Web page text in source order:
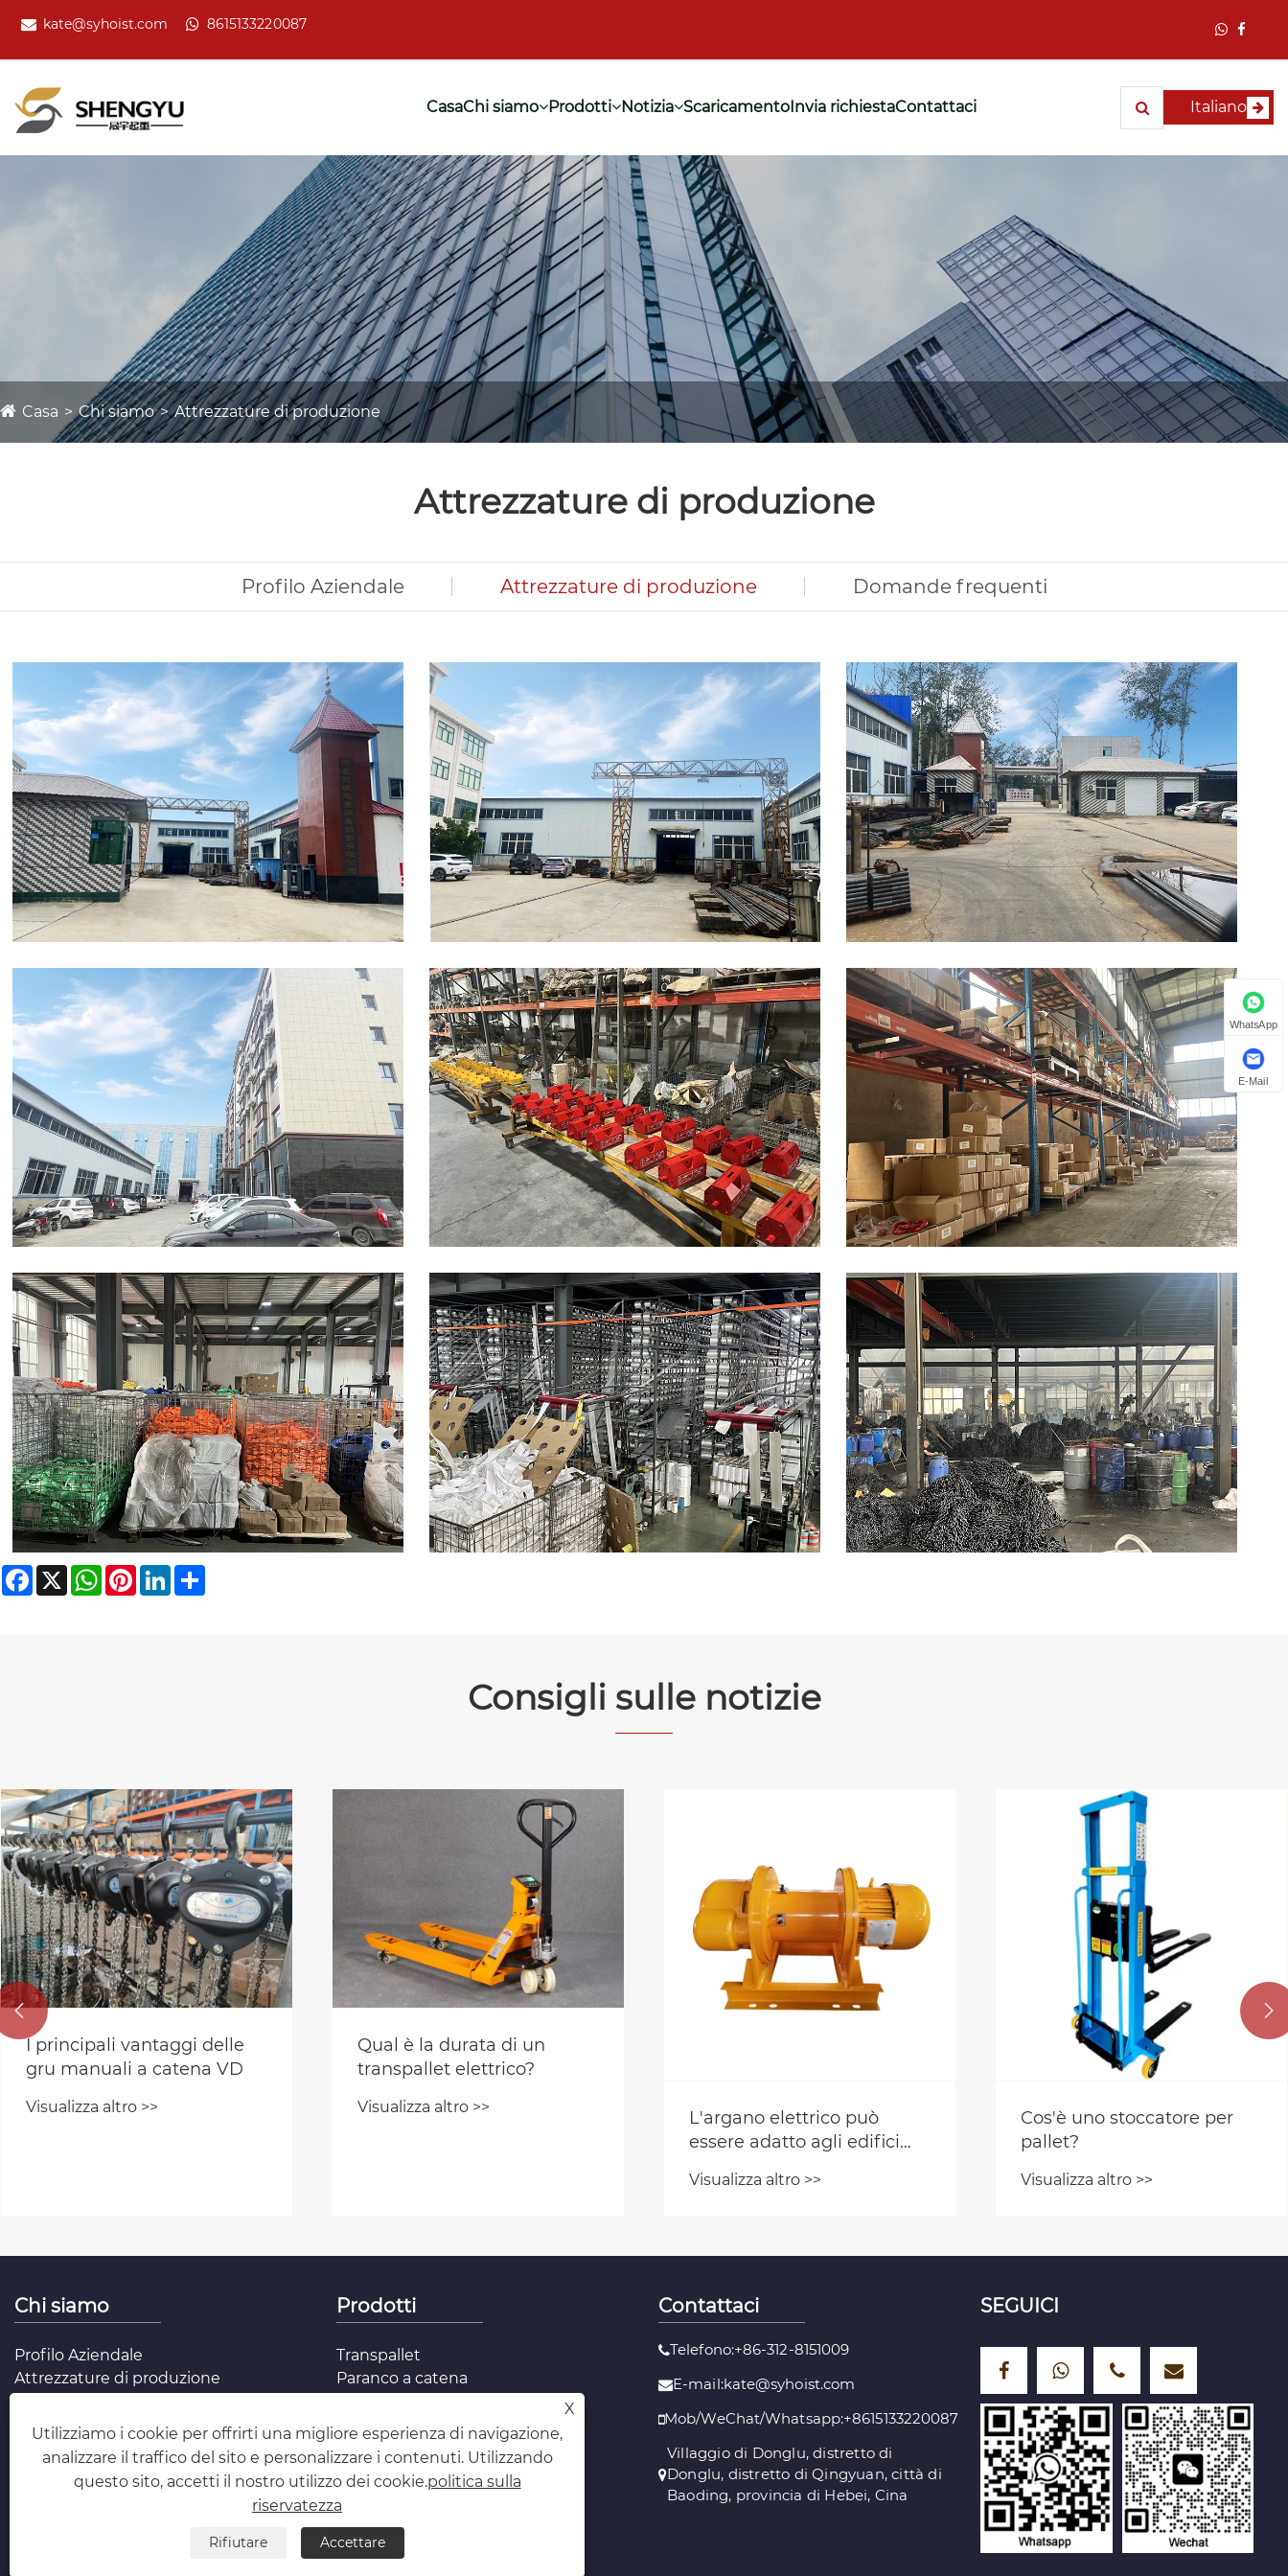
kate@syhoist.com 8615133220087
CasaChi siamo Prodotti Notizia ScaricamentoInvia richiestaContattaci Italiano
Casa Chi siamo Attrezzature di produzione
Attrezzature di produzione
Profilo Aziendale Attrezzature di produzione Domande frequenti
Facebook
X WhatsApp
PinterestLinkedIn
Consigli sulle notizie
I principali vantaggi delle
gru manuali a catena VD
Visualizza altro >>
Qual è la durata di un
transpallet elettrico?
Visualizza altro >>
L'argano elettrico può
essere adatto agli edifici
acciaio fotovoltaico?
Visualizza altro >>
Cos'è uno stoccatore per
pallet?
Visualizza altro >>
 
Chi siamo
Profilo Aziendale
Attrezzature di produzione
Prodotti
Transpallet
Paranco a catena
Gru elettrica
Verricello da traino
Accessori per l'attrezzatura
Imbracatura di sollevamento
Jack di sollevamento
Bilanciatore a molla
Contattaci
Telefono:+86-312-8151009
E-mail:kate@syhoist.com
Mob/WeChat/Whatsapp:+8615133220087
Villaggio di Donglu, distretto di
Donglu, distretto di Qingyuan, città di
Baoding, provincia di Hebei, Cina
SEGUICI
WhatsApp
E-Mail
X
Utilizziamo i cookie per offrirti una migliore esperienza di navigazione,
analizzare il traffico del sito e personalizzare i contenuti. Utilizzando
questo sito, accetti il ​​nostro utilizzo dei cookie.politica sulla
riservatezza
Rifiutare Accettare